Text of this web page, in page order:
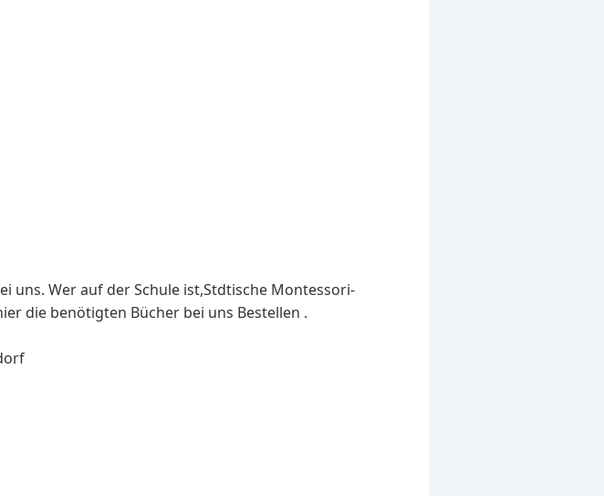
Wer auf der Schule ist,Stdtische Montessori-
die benötigten Bücher bei uns Bestellen .